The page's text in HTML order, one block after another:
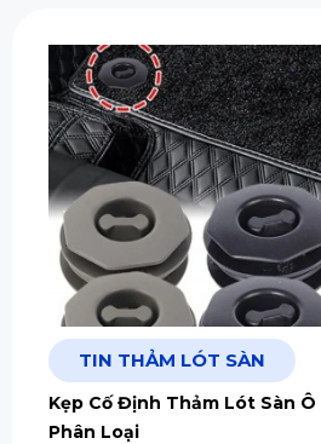
TIN THẢM LÓT SÀN
Kẹp Cố Định Thảm Lót Sàn
Phân Loại